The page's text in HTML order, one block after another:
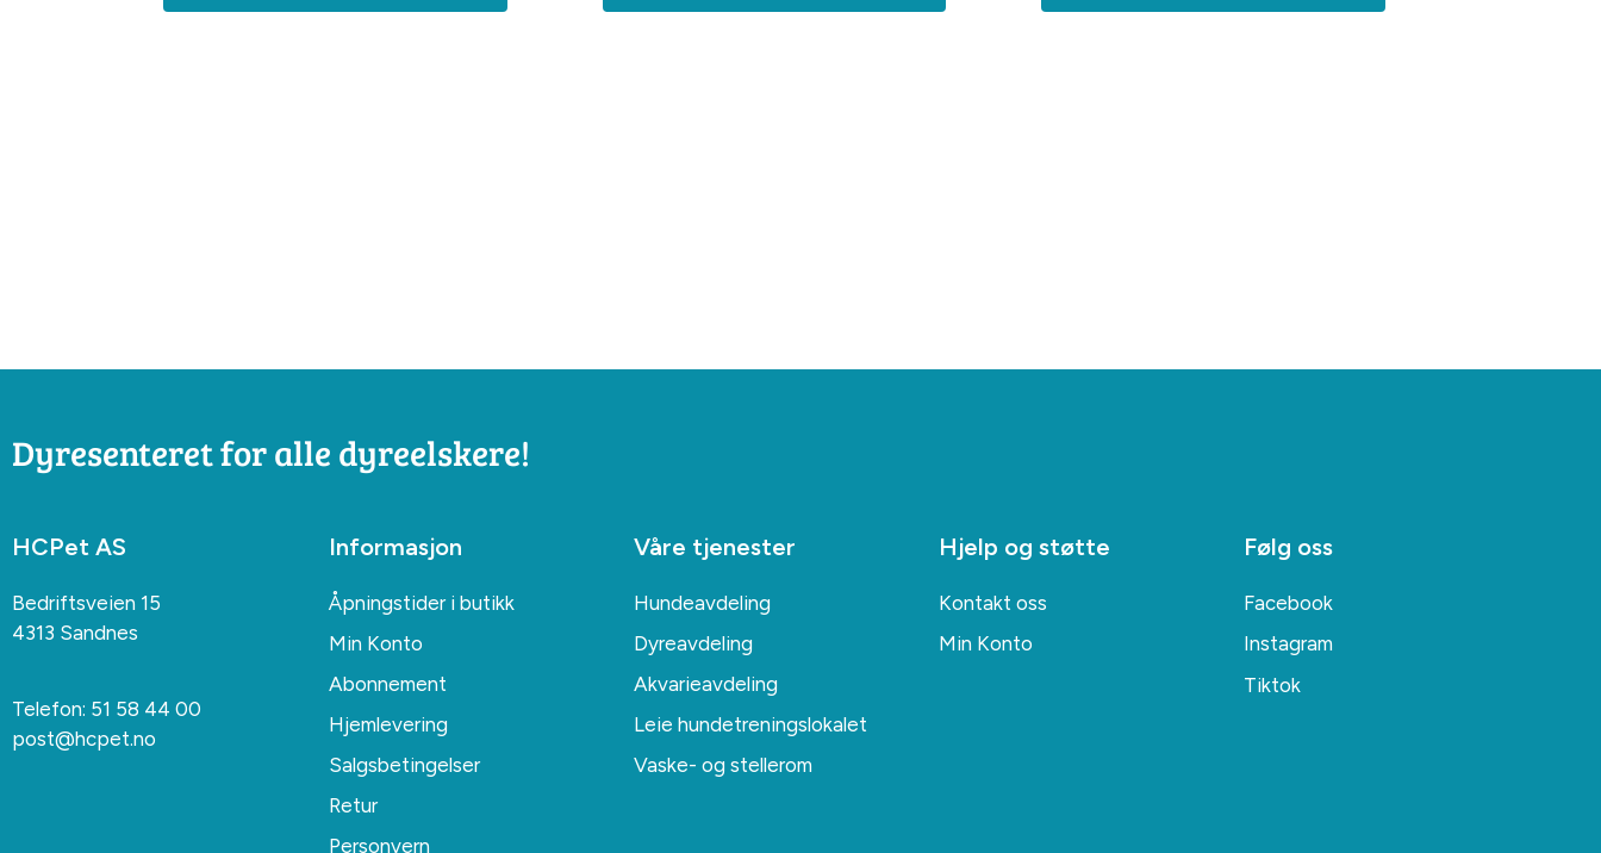
Dyresenteret for alle dyreelskere!
HCPet AS
Bedriftsveien 15
4313 Sandnes
Telefon: 51 58 44 00
post@hcpet.no
Informasjon
Åpningstider i butikk
Min Konto
Abonnement
Hjemlevering
Salgsbetingelser
Retur
Personvern
Våre tjenester
Hundeavdeling
Dyreavdeling
Akvarieavdeling
Leie hundetreningslokalet
Vaske- og stellerom
Hjelp og støtte
Kontakt oss
Min Konto
Følg oss
Facebook
Instagram
Tiktok